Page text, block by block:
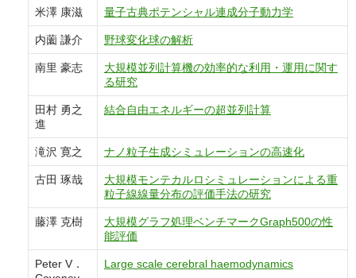
米澤 康滋 量子古典ポテンシャル連成分子動力学
内薗 謙介 野球変化球の解析
南里 豪志
大規模並列計算機の効率的な利用・運用に関す
る研究
田村 勇之
進
結合自由エネルギーの超並列計算
滝沢 寛之 ナノ粒子生成シミュレーションの高速化
古田 琢哉
大規模モンテカルロシミュレーションによる重
粒子線線量分布の評価手法の研究
藤澤 克樹
大規模グラフ処理ベンチマークGraph500の性
能評価
Peter V．
Large scale cerebral haemodynamics